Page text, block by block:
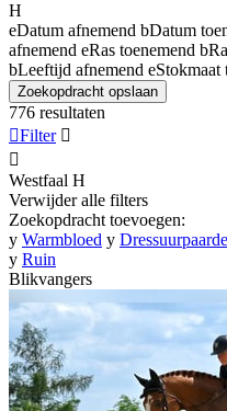
H
eDatum afnemend bDatum
afnemend eRas toenemend b
bLeeftijd afnemend eStokmaat
Zoekopdracht opslaan
776 resultaten
Filter 

Westfaal H
Verwijder alle filters
Zoekopdracht toevoegen:
y Warmbloed y
y Ruin
Blikvangers